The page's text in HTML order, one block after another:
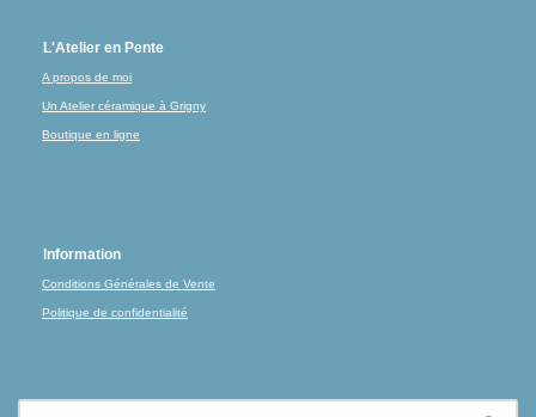
L'Atelier en Pente
A propos de moi
Un Atelier céramique à Grigny
Boutique en ligne
Information
Conditions Générales de Vente
Politique de confidentialité